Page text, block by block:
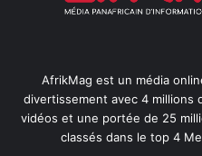
AfrikMag est un média
divertissement avec 4 millions
vidéos et une portée de 25
classés dans le top 4